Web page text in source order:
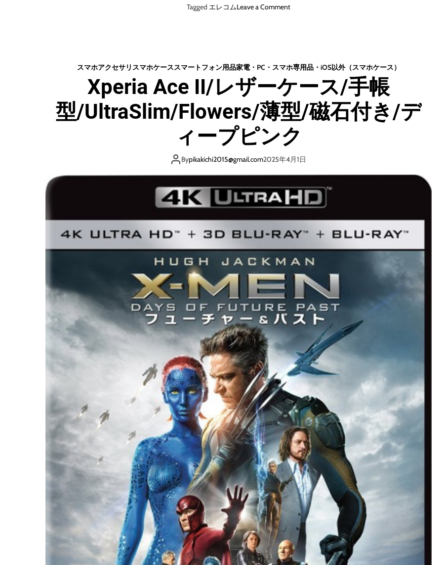
Tagged エレコムLeave a Commento
i
a
A
c
e
I
I
レ
ケ
ー
手
型
/
a
i
m
/
l
o
w
e
r
s
/
薄
型
/
付
き
/
ネ
スマホアクセサリ スマホケーススマートフォン用品家電・PC・スマホ専用品・iOS以外（スマホケース）
Xperia Ace II/レザーケース/手帳
型/UltraSlim/Flowers/薄型/磁石付き/デ
ィープピンク
Bypikakichi2015@gmail.com2025年4月1日